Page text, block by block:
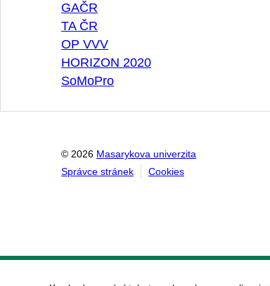
GAČR
TA ČR
OP VVV
HORIZON 2020
SoMoPro
© 2026 Masarykova univerzita
Správce stránek
Cookies